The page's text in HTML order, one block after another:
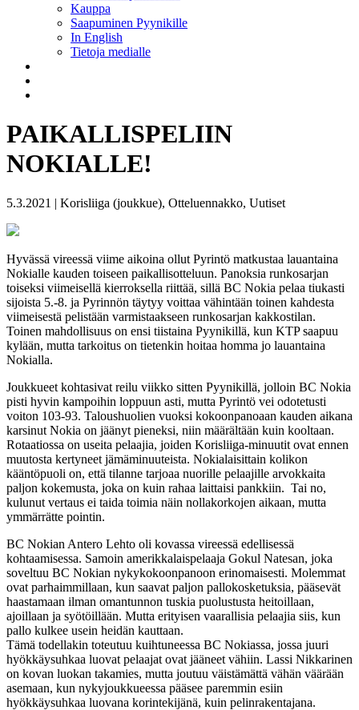
Kauppa
Saapuminen Pyynikille
In English
Tietoja medialle
PAIKALLISPELIIN
NOKIALLE!
5.3.2021 | Korisliiga (joukkue), Otteluennakko, Uutiset
Hyvässä vireessä viime aikoina ollut Pyrintö matkustaa lauantaina
Nokialle kauden toiseen paikallisotteluun. Panoksia runkosarjan
toiseksi viimeisellä kierroksella riittää, sillä BC Nokia pelaa tiukasti
sijoista 5.-8. ja Pyrinnön täytyy voittaa vähintään toinen kahdesta
viimeisestä pelistään varmistaakseen runkosarjan kakkostilan.
Toinen mahdollisuus on ensi tiistaina Pyynikillä, kun KTP saapuu
kylään, mutta tarkoitus on tietenkin hoitaa homma jo lauantaina
Nokialla.
Joukkueet kohtasivat reilu viikko sitten Pyynikillä, jolloin BC Nokia
pisti hyvin kampoihin loppuun asti, mutta Pyrintö vei odotetusti
voiton 103-93. Taloushuolien vuoksi kokoonpanoaan kauden aikana
karsinut Nokia on jäänyt pieneksi, niin määrältään kuin kooltaan.
Rotaatiossa on useita pelaajia, joiden Korisliiga-minuutit ovat ennen
muutosta kertyneet jämäminuuteista. Nokialaisittain kolikon
kääntöpuoli on, että tilanne tarjoaa nuorille pelaajille arvokkaita
paljon kokemusta, joka on kuin rahaa laittaisi pankkiin. Tai no,
kulunut vertaus ei taida toimia näin nollakorkojen aikaan, mutta
ymmärrätte pointin.
BC Nokian Antero Lehto oli kovassa vireessä edellisessä
kohtaamisessa. Samoin amerikkalaispelaaja Gokul Natesan, joka
soveltuu BC Nokian nykykokoonpanoon erinomaisesti. Molemmat
ovat parhaimmillaan, kun saavat paljon pallokosketuksia, pääsevät
haastamaan ilman omantunnon tuskia puolustusta heitoillaan,
ajoillaan ja syötöillään. Mutta erityisen vaarallisia pelaajia siis, kun
pallo kulkee usein heidän kauttaan.
Tämä todellakin toteutuu kuihtuneessa BC Nokiassa, jossa juuri
hyökkäysuhkaa luovat pelaajat ovat jääneet vähiin. Lassi Nikkarinen
on kovan luokan takamies, mutta joutuu väistämättä vähän väärään
asemaan, kun nykyjoukkueessa pääsee paremmin esiin
hyökkäysuhkaa luovana korintekijänä, kuin pelinrakentajana.